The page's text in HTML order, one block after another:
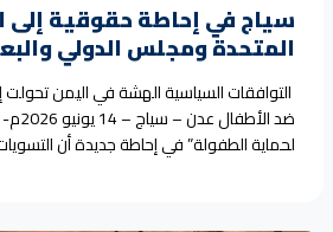
سياج في إحاطة حقوقية إلى
المتحدة ومجلس الدولي
التوافقات السياسية الهشة في اليمن تحولت
ضد
لحماية الطفولة” في إحاطة جديدة أن